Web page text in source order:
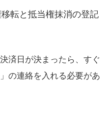
転と抵当権抹消の登記
済日が決まったら、すぐ
の連絡を入れる必要があ